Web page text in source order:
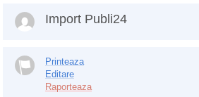
Import Publi24
Printeaza
Editare
Raporteaza